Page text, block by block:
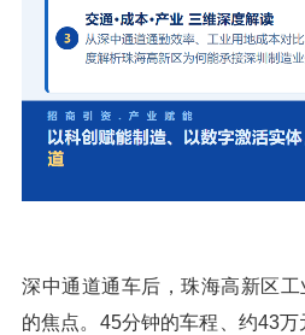
深中通道通车后，珠海高新区工
的焦点。45分钟的车程、约43